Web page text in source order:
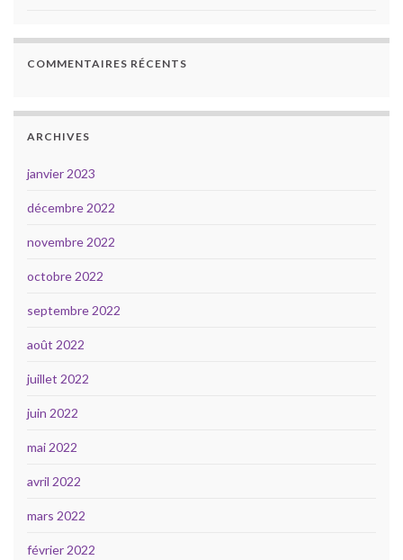
COMMENTAIRES RÉCENTS
ARCHIVES
janvier 2023
décembre 2022
novembre 2022
octobre 2022
septembre 2022
août 2022
juillet 2022
juin 2022
mai 2022
avril 2022
mars 2022
février 2022